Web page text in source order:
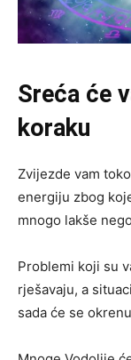
Sreća će
koraku
Zvijezde vam
energiju zbog
mnogo lakše
Problemi koji su
rješavaju, a
sada će se